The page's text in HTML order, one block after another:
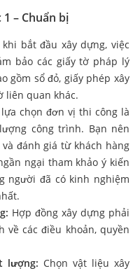
– Chuẩn bị
khi bắt đầu xây dựng, việc
bảo các giấy tờ pháp lý
gồm sổ đỏ, giấy phép xây
liên quan khác.
lựa chọn đơn vị thi công là
công trình. Bạn nên
đánh giá từ khách hàng
ngại tham khảo ý kiến
người đã có kinh nghiệm
Hợp đồng xây dựng phải
về các điều khoản, quyền
lượng: Chọn vật liệu xây